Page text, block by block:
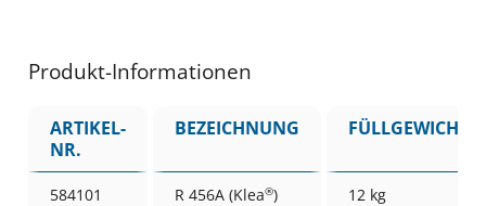
Produkt-Informationen
ARTIKEL-
NR.
BEZEICHNUNG FÜLLGEWICHT
584101 R 456A (Klea®) 12 kg